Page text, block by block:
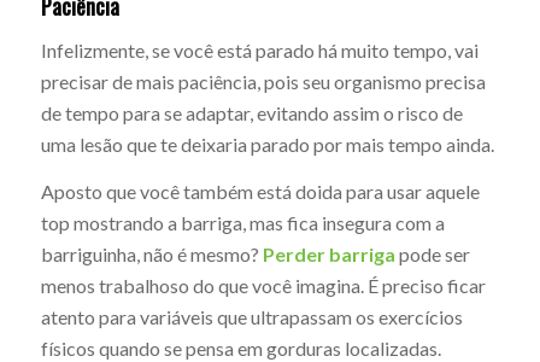
Infelizmente, se você está parado há muito tempo, vai
precisar de mais paciência, pois seu organismo precisa
de tempo para se adaptar, evitando assim o risco de
uma lesão que te deixaria parado por mais tempo ainda.
Aposto que você também está doida para usar aquele
top mostrando a barriga, mas fica insegura com a
barriguinha, não é mesmo? Perder barriga pode ser
menos trabalhoso do que você imagina. É preciso ficar
atento para variáveis que ultrapassam os exercícios
físicos quando se pensa em gorduras localizadas.